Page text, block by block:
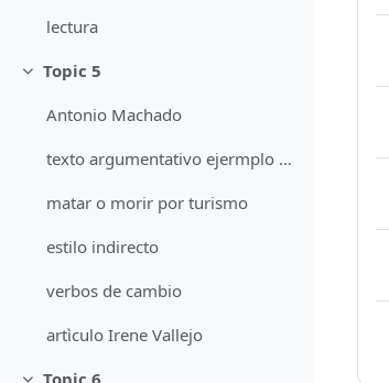
lectura
Minimizza
Topic 5
Antonio Machado
texto argumentativo ejermplo derechos humanos
matar o morir por turismo
estilo indirecto
verbos de cambio
artìculo Irene Vallejo